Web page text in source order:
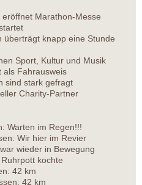
Marathon-Messe
überträgt knapp eine Stunde
Sport, Kultur und Musik
als Fahrausweis
sind stark gefragt
Charity-Partner
Warten im Regen!!!
Wir hier im Revier
wieder in Bewegung
kochte
42 km
42 km